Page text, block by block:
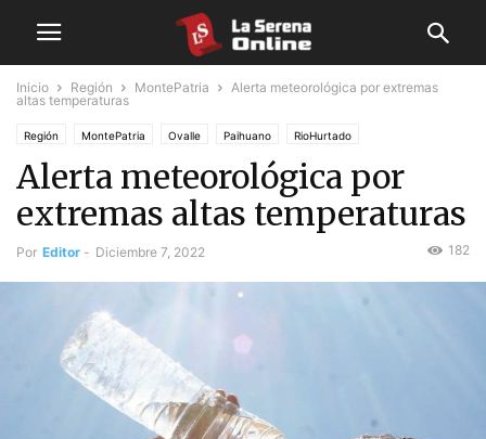
Inicio Región MontePatria
Alerta meteorológica por extremas
altas temperaturas
Región MontePatria Ovalle Paihuano RioHurtado
Alerta meteorológica por
extremas altas temperaturas
Por Editor - Diciembre 7, 2022 182